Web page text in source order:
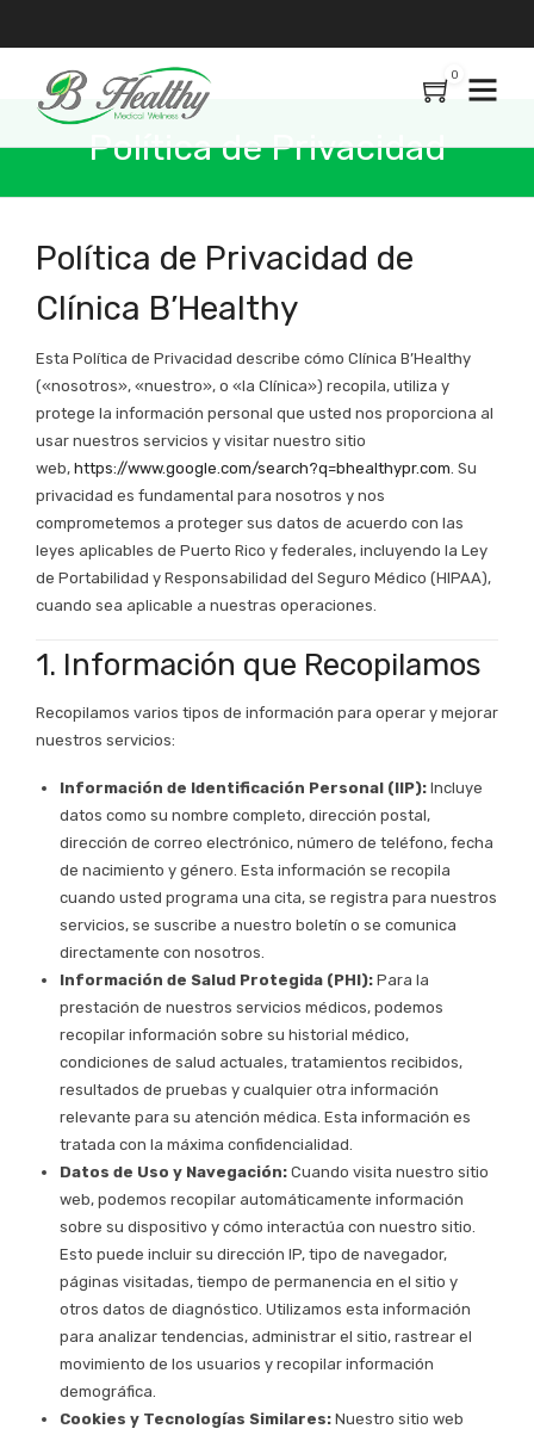
0
Política de Privacidad
Política de Privacidad de
Clínica B’Healthy
Esta Política de Privacidad describe cómo Clínica B’Healthy
(«nosotros», «nuestro», o «la Clínica») recopila, utiliza y
protege la información personal que usted nos proporciona al
usar nuestros servicios y visitar nuestro sitio
web, https://www.google.com/search?q=bhealthypr.com. Su
privacidad es fundamental para nosotros y nos
comprometemos a proteger sus datos de acuerdo con las
leyes aplicables de Puerto Rico y federales, incluyendo la Ley
de Portabilidad y Responsabilidad del Seguro Médico (HIPAA),
cuando sea aplicable a nuestras operaciones.
1. Información que Recopilamos
Recopilamos varios tipos de información para operar y mejorar
nuestros servicios:
Información de Identificación Personal (IIP): Incluye
datos como su nombre completo, dirección postal,
dirección de correo electrónico, número de teléfono, fecha
de nacimiento y género. Esta información se recopila
cuando usted programa una cita, se registra para nuestros
servicios, se suscribe a nuestro boletín o se comunica
directamente con nosotros.
Información de Salud Protegida (PHI): Para la
prestación de nuestros servicios médicos, podemos
recopilar información sobre su historial médico,
condiciones de salud actuales, tratamientos recibidos,
resultados de pruebas y cualquier otra información
relevante para su atención médica. Esta información es
tratada con la máxima confidencialidad.
Datos de Uso y Navegación: Cuando visita nuestro sitio
web, podemos recopilar automáticamente información
sobre su dispositivo y cómo interactúa con nuestro sitio.
Esto puede incluir su dirección IP, tipo de navegador,
páginas visitadas, tiempo de permanencia en el sitio y
otros datos de diagnóstico. Utilizamos esta información
para analizar tendencias, administrar el sitio, rastrear el
movimiento de los usuarios y recopilar información
demográfica.
Cookies y Tecnologías Similares: Nuestro sitio web